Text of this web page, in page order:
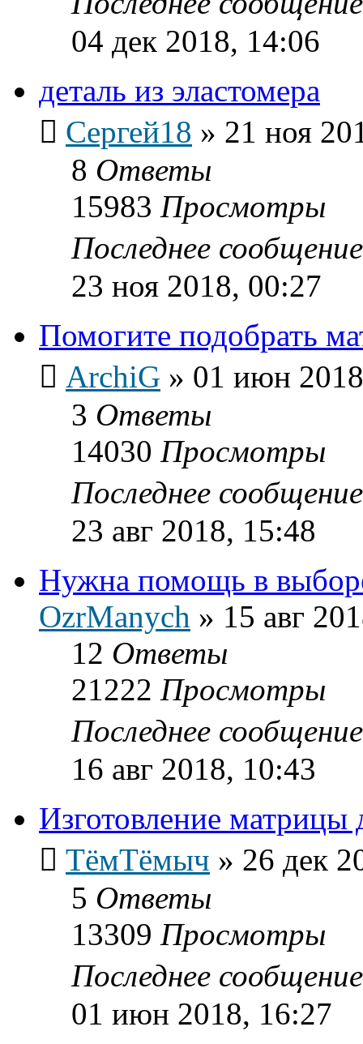
04 дек 2018, 14:06
деталь из эластомера
Сергей18 » 21 ноя
8 Ответы
15983 Просмотры
Последнее
23 ноя 2018, 00:27
Помогите подобрать
ArchiG » 01 июн
3 Ответы
14030 Просмотры
Последнее
23 авг 2018, 15:48
Нужна помощь в
OzrManych » 15 авг
12 Ответы
21222 Просмотры
Последнее
16 авг 2018, 10:43
Изготовление
ТёмТёмыч » 26 дек
5 Ответы
13309 Просмотры
Последнее
01 июн 2018, 16:27